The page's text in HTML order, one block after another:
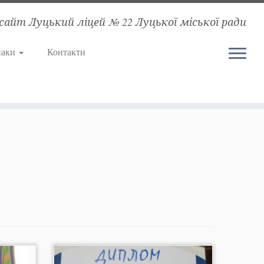
Луцький ліцей № 22 Луцької міської ради
Контакти